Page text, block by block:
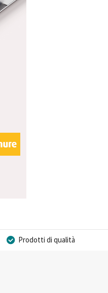
Prodotti di qualità